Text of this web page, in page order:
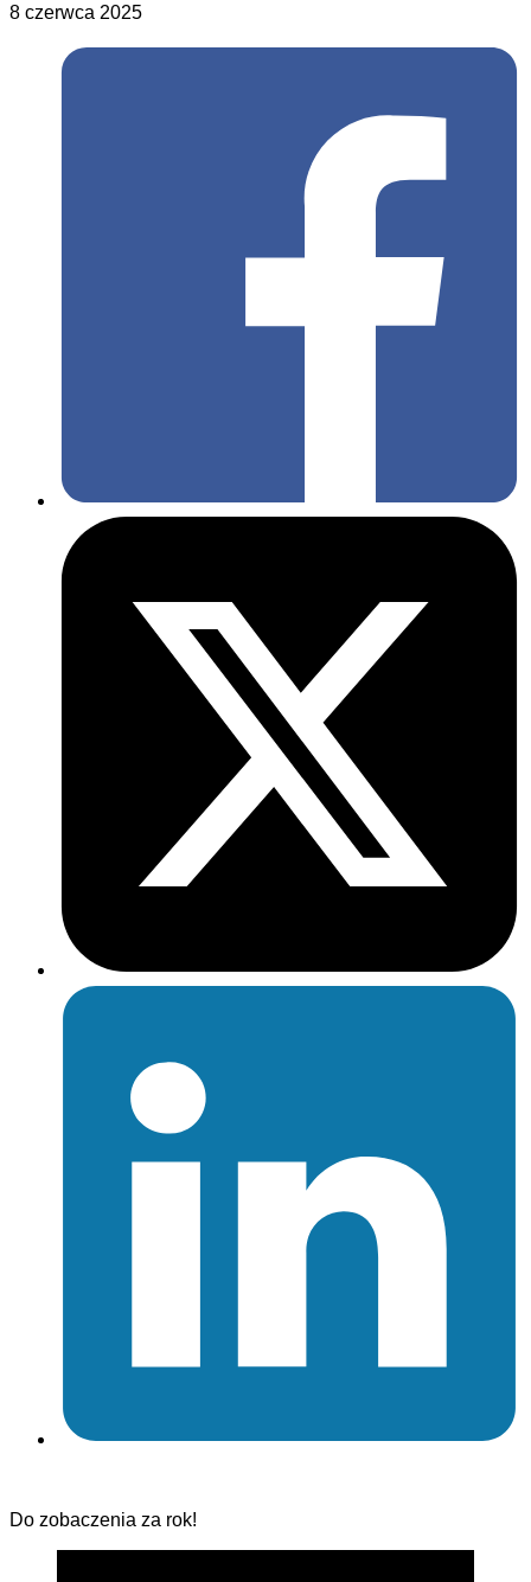
8 czerwca 2025
Do zobaczenia za rok!